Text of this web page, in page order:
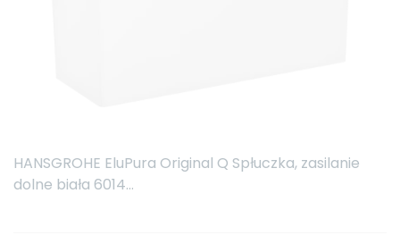
HANSGROHE EluPura Original Q Spłuczka, zasilanie
dolne biała 6014...